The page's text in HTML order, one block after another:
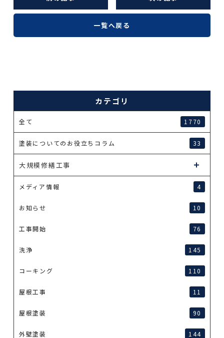
一覧へ戻る
カテゴリ
全て 1770
塗装についてのお役立ちコラム 33
大規模修繕工事
メディア情報 4
お知らせ 10
工事開始 76
洗浄 145
コーキング 110
屋根工事 11
屋根塗装 90
外壁塗装 144